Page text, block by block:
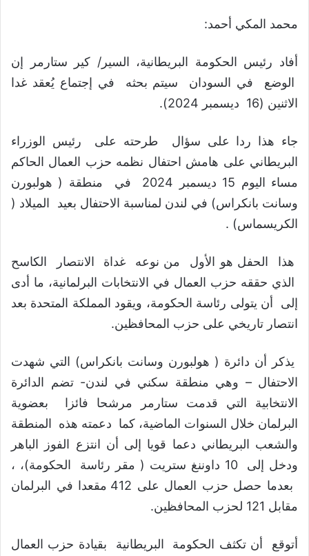
محمد المكي أحمد:
أفاد رئيس الحكومة البريطانية، السير/ كير ستارمر إن
الوضع في السودان سيتم بحثه في إجتماع يُعقد غدا
الاثنين (16 ديسمبر 2024).
جاء هذا ردا على سؤال طرحته على رئيس الوزراء
البريطاني على هامش احتفال نظمه حزب العمال الحاكم
مساء اليوم 15 ديسمبر 2024 في منطقة ( هولبورن
وسانت بانكراس) في لندن لمناسبة الاحتفال بعيد الميلاد (
الكريسماس) .
هذا الحفل هو الأول من نوعه غداة الانتصار الكاسح
الذي حققه حزب العمال في الانتخابات البرلمانية، ما أدى
إلى أن يتولى رئاسة الحكومة، ويقود المملكة المتحدة بعد
انتصار تاريخي على حزب المحافظين.
يذكر أن دائرة ( هولبورن وسانت بانكراس) التي شهدت
الاحتفال – وهي منطقة سكني في لندن- تضم الدائرة
الانتخابية التي قدمت ستارمر مرشحا فائزا بعضوية
البرلمان خلال السنوات الماضية، كما دعمته هذه المنطقة
والشعب البريطاني دعما قويا إلى أن انتزع الفوز الباهر
ودخل إلى 10 داوننغ ستريت ( مقر رئاسة الحكومة)، ،
بعدما حصل حزب العمال على 412 مقعدا في البرلمان
مقابل 121 لحزب المحافظين.
أتوقع أن تكثف الحكومة البريطانية بقيادة حزب العمال